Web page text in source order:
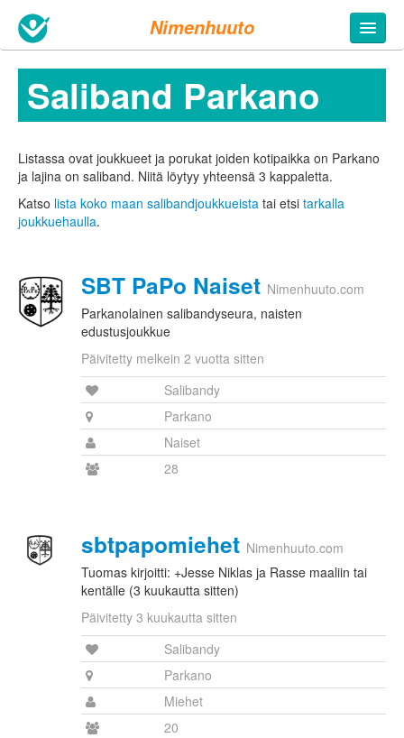
Nimenhuuto
Saliband Parkano
Listassa ovat joukkueet ja porukat joiden kotipaikka on Parkano
ja lajina on saliband. Niitä löytyy yhteensä 3 kappaletta.
Katso lista koko maan salibandjoukkueista tai etsi tarkalla
joukkuehaulla.
SBT PaPo Naiset Nimenhuuto.com
Parkanolainen salibandyseura, naisten
edustusjoukkue
Päivitetty melkein 2 vuotta sitten
Salibandy
Parkano
Naiset
28
sbtpapomiehet Nimenhuuto.com
Tuomas kirjoitti: +Jesse Niklas ja Rasse maaliin tai
kentälle (3 kuukautta sitten)
Päivitetty 3 kuukautta sitten
Salibandy
Parkano
Miehet
20